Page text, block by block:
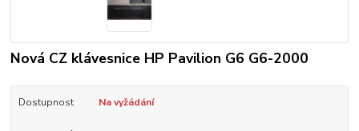
Nová CZ klávesnice HP Pavilion G6 G6-2000
Dostupnost Na vyžádání